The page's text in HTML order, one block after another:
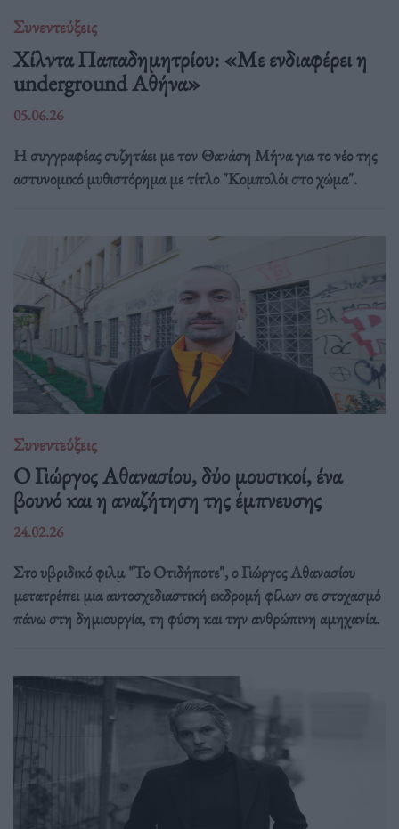
Συνεντεύξεις
Χίλντα Παπαδημητρίου: «Με ενδιαφέρει η
underground Αθήνα»
05.06.26
Η συγγραφέας συζητάει με τον Θανάση Μήνα για το νέο της
αστυνομικό μυθιστόρημα με τίτλο "Κομπολόι στο χώμα".
Συνεντεύξεις
Ο Γιώργος Αθανασίου, δύο μουσικοί, ένα
βουνό και η αναζήτηση της έμπνευσης
24.02.26
Στο υβριδικό φιλμ "Το Οτιδήποτε", ο Γιώργος Αθανασίου
μετατρέπει μια αυτοσχεδιαστική εκδρομή φίλων σε στοχασμό
πάνω στη δημιουργία, τη φύση και την ανθρώπινη αμηχανία.